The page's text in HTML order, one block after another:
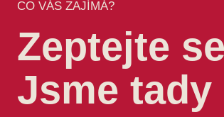
CO VÁS ZAJÍMÁ?
Zeptejte
Jsme tady